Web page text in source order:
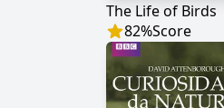
The Life of Birds
82%Score